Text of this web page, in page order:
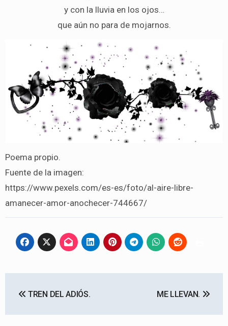
y con la lluvia en los ojos…
que aún no para de mojarnos.
Poema propio.
Fuente de la imagen:
https://www.pexels.com/es-es/foto/al-aire-libre-
amanecer-amor-anochecer-744667/
TREN DEL ADIÓS. ME LLEVAN.